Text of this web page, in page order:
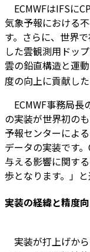
ECMWFはIFSに
気象予報における
す。さらに、世界
した雲観測用ドッ
雲の鉛直構造と運
度の向上に貢献し
ECMWF事務局長
の実装が世界初の
予報センターによ
データの実装です
与える影響に関す
歩となります。」と
実装の経緯と精度
実装が打上げか